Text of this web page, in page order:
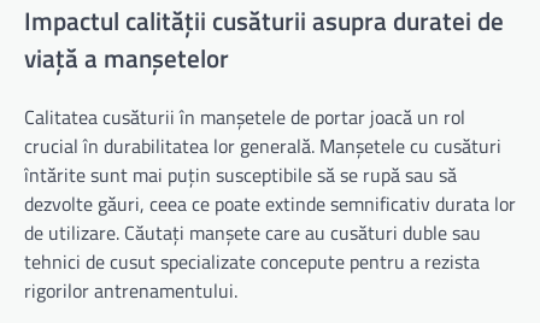
Impactul calității cusăturii asupra duratei de
viață a manșetelor
Calitatea cusăturii în manșetele de portar joacă un rol
crucial în durabilitatea lor generală. Manșetele cu cusături
întărite sunt mai puțin susceptibile să se rupă sau să
dezvolte găuri, ceea ce poate extinde semnificativ durata lor
de utilizare. Căutați manșete care au cusături duble sau
tehnici de cusut specializate concepute pentru a rezista
rigorilor antrenamentului.